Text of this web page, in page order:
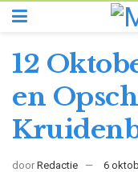
12
en
door Redactie 6